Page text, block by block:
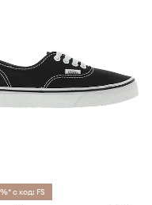
с код: FS